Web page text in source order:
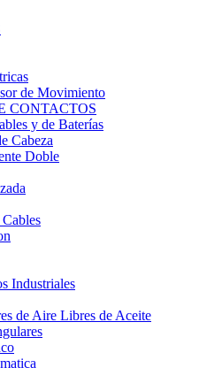
de Movimiento
CONTACTOS
y de Baterías
Cabeza
Doble
Industriales
de Aire Libres de Aceite